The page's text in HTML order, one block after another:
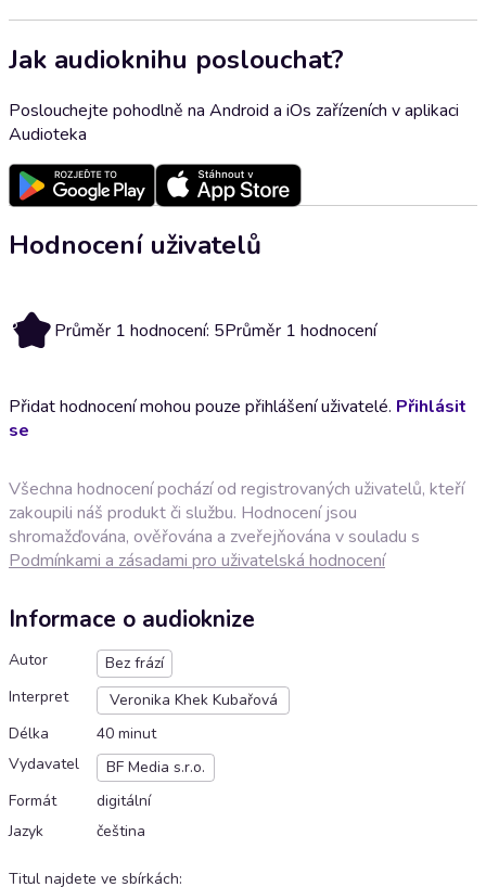
Jak audioknihu poslouchat?
Poslouchejte pohodlně na Android a iOs zařízeních v aplikaci
Audioteka
Hodnocení uživatelů
5 Průměr 1 hodnocení: 5Průměr 1 hodnocení
Přidat hodnocení mohou pouze přihlášení uživatelé. Přihlásit
se
Všechna hodnocení pochází od registrovaných uživatelů, kteří
zakoupili náš produkt či službu. Hodnocení jsou
shromažďována, ověřována a zveřejňována v souladu s
Podmínkami a zásadami pro uživatelská hodnocení
Informace o audioknize
Autor
Bez frází
Interpret
Veronika Khek Kubařová
Délka
40 minut
Vydavatel
BF Media s.r.o.
Formát
digitální
Jazyk
čeština
Titul najdete ve sbírkách: